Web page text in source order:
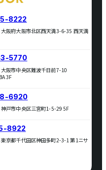
8222
阪府大阪市北区西天満3-6-35 西天満
5770
阪市中央区難波千日前7-10
3F
6920
戸市中央区三宮町1-5-29 5F
8922
京都千代田区神田多町2-3-1 第1ニサ